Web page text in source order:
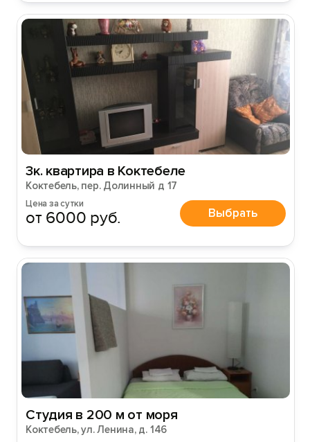
3к. квартира в Коктебеле
Коктебель, пер. Долинный д 17
Цена за сутки
от 6000 руб. Выбрать
Студия в 200 м от моря
Коктебель, ул. Ленина, д. 146